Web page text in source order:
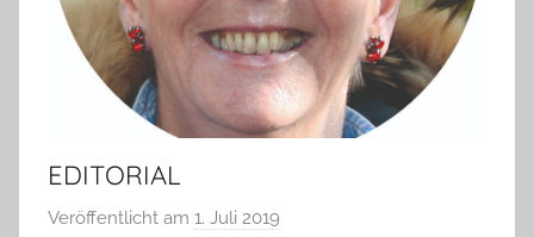
EDITORIAL
Veröffentlicht am 1. Juli 2019